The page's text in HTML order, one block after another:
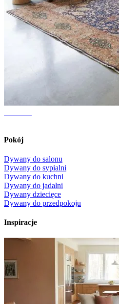
Pokój
Dywany do salonu
Dywany do sypialni
Dywany do kuchni
Dywany do jadalni
Dywany dziecięce
Dywany do przedpokoju
Inspiracje